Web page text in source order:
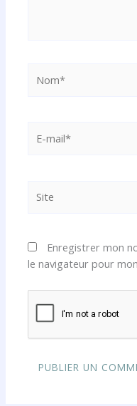
mail*
Enregistrer mon
le navigateur pour